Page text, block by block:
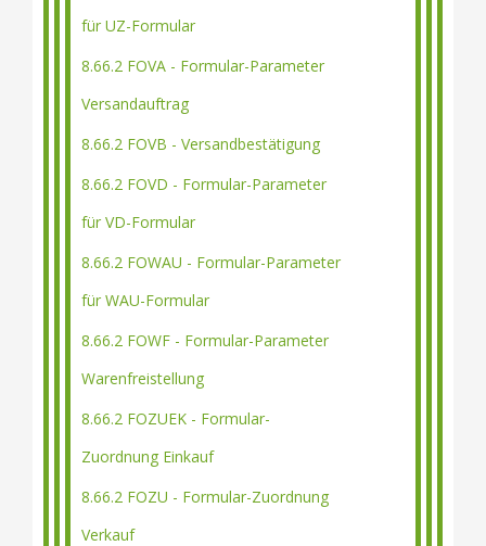
für UZ-Formular
8.66.2 FOVA - Formular-Parameter
Versandauftrag
8.66.2 FOVB - Versandbestätigung
8.66.2 FOVD - Formular-Parameter
für VD-Formular
8.66.2 FOWAU - Formular-Parameter
für WAU-Formular
8.66.2 FOWF - Formular-Parameter
Warenfreistellung
8.66.2 FOZUEK - Formular-
Zuordnung Einkauf
8.66.2 FOZU - Formular-Zuordnung
Verkauf